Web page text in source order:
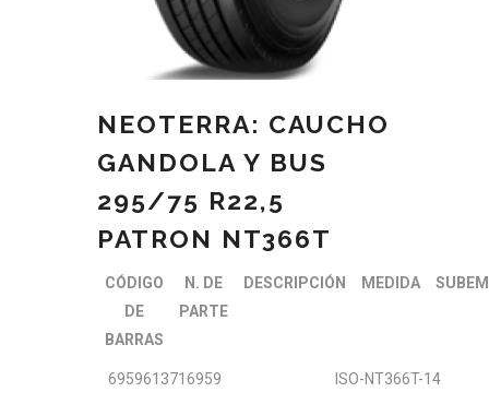
NEOTERRA: CAUCHO
GANDOLA Y BUS
295/75 R22,5
PATRON NT366T
CÓDIGO
DE
BARRAS
N. DE
PARTE
DESCRIPCIÓN MEDIDA
6959613716959 ISO-NT366T-14